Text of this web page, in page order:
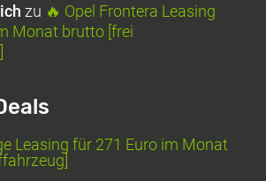
zu 🔥 Opel Frontera Leasing
Monat brutto [frei
Leasing für 271 Euro im Monat